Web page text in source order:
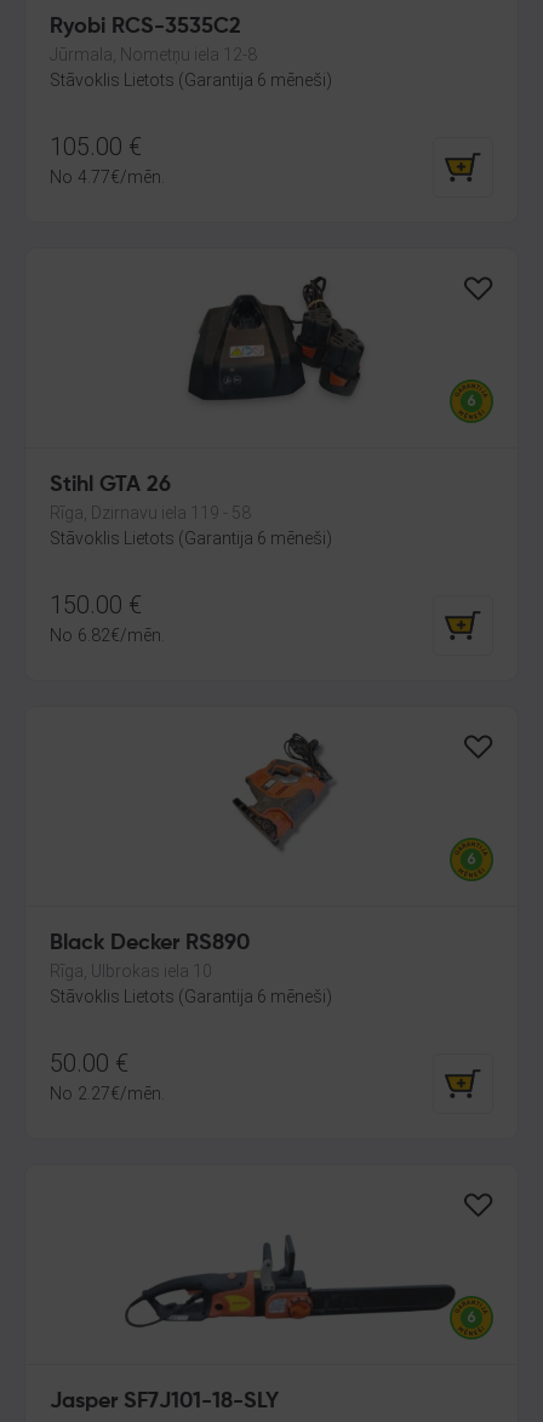
Ryobi RCS-3535C2
Jūrmala, Nometņu iela 12-8
Stāvoklis Lietots (Garantija 6 mēneši)
105.00 €
No 4.77€/mēn.
Stihl GTA 26
Rīga, Dzirnavu iela 119 - 58
Stāvoklis Lietots (Garantija 6 mēneši)
150.00 €
No 6.82€/mēn.
Black Decker RS890
Rīga, Ulbrokas iela 10
Stāvoklis Lietots (Garantija 6 mēneši)
50.00 €
No 2.27€/mēn.
Jasper SF7J101-18-SLY